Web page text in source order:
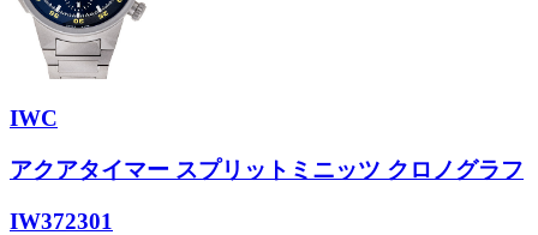
IWC
アクアタイマー スプリットミニッツ クロノグラフ
IW372301